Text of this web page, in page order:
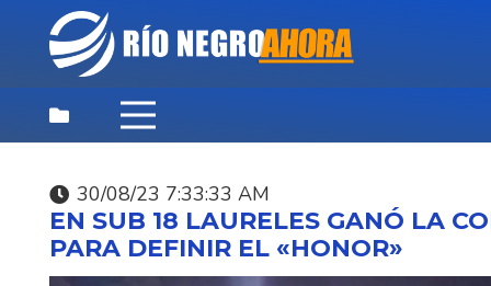
30/08/23 7:33:33 AM
EN SUB 18 LAURELES GANÓ LA
PARA DEFINIR EL «HONOR»
DESTACADAS, NOTICIAS,
SOCIALES